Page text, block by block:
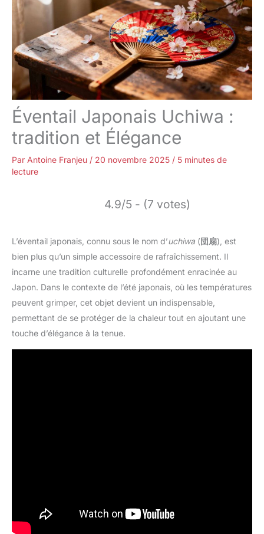
Éventail Japonais Uchiwa :
tradition et Élégance
Par Antoine Franjeu / 20 novembre 2025 / 5 minutes de
lecture
4.9/5 - (7 votes)
L’éventail japonais, connu sous le nom d’uchiwa (団扇), est
bien plus qu’un simple accessoire de rafraîchissement. Il
incarne une tradition culturelle profondément enracinée au
Japon. Dans le contexte de l’été japonais, où les températures
peuvent grimper, cet objet devient un indispensable,
permettant de se protéger de la chaleur tout en ajoutant une
touche d’élégance à la tenue.